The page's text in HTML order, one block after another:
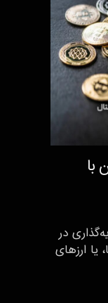
کوین با
در
یا ارزهای